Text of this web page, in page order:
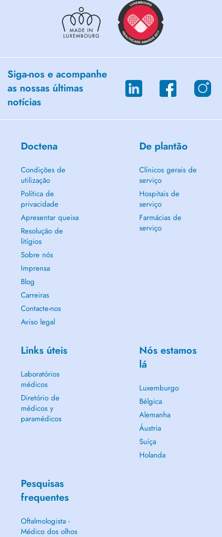
Siga-nos e acompanhe
as nossas últimas
notícias
Doctena
Condições de
utilização
Política de
privacidade
Apresentar queixa
Resolução de
litígios
Sobre nós
Imprensa
Blog
Carreiras
Contacte-nos
Aviso legal
De plantão
Clínicos gerais de
serviço
Hospitais de
serviço
Farmácias de
serviço
Links úteis
Laboratórios
médicos
Diretório de
médicos y
paramédicos
Nós estamos
lá
Luxemburgo
Bélgica
Alemanha
Áustria
Suíça
Holanda
Pesquisas
frequentes
Oftalmologista -
Médico dos olhos